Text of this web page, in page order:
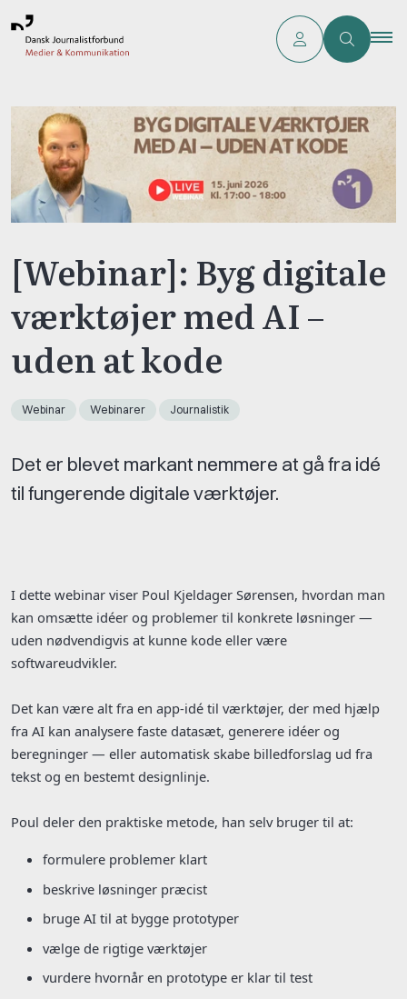
[Webinar]: Byg digitale
værktøjer med AI –
uden at kode
Webinar Webinarer Journalistik
Det er blevet markant nemmere at gå fra idé
til fungerende digitale værktøjer.
I dette webinar viser Poul Kjeldager Sørensen, hvordan man
kan omsætte idéer og problemer til konkrete løsninger —
uden nødvendigvis at kunne kode eller være
softwareudvikler.
Det kan være alt fra en app-idé til værktøjer, der med hjælp
fra AI kan analysere faste datasæt, generere idéer og
beregninger — eller automatisk skabe billedforslag ud fra
tekst og en bestemt designlinje.
Poul deler den praktiske metode, han selv bruger til at:
formulere problemer klart
beskrive løsninger præcist
bruge AI til at bygge prototyper
vælge de rigtige værktøjer
vurdere hvornår en prototype er klar til test